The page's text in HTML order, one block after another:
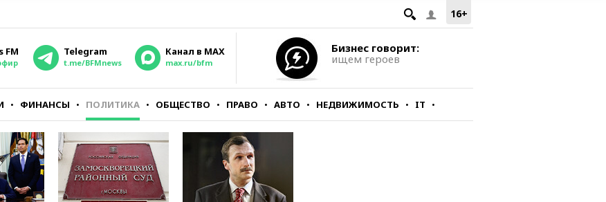
16+
FM Telegram
t.me/BFMnews
Канал в MAX
max.ru/bfm
Бизнес говорит:
ищем героев
ФИНАНСЫ ПОЛИТИКА ОБЩЕСТВО ПРАВО АВТО НЕДВИЖИМОСТЬ IT